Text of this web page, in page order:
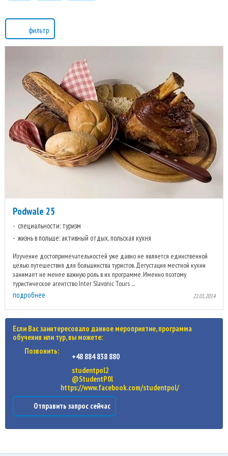
фильтр
Podwale 25
специальности: туризм
жизнь в польше: активный отдых, польская кухня
Изучение достопримечательностей уже давно не является единственной
целью путешествия для большинства туристов. Дегустация местной кухни
занимает не менее важную роль в их программе. Именно поэтому
туристическое агентство Inter Slavonic Tours ...
подробнее 22.01.2014
Если Вас заинтересовало данное мероприятие, программа
обучения или тур, вы можете:
Позвонить:
+48 884 838 880
studentpol2
@StudentP0l
https://www.facebook.com/studentpol/
Отправить запрос сейчас